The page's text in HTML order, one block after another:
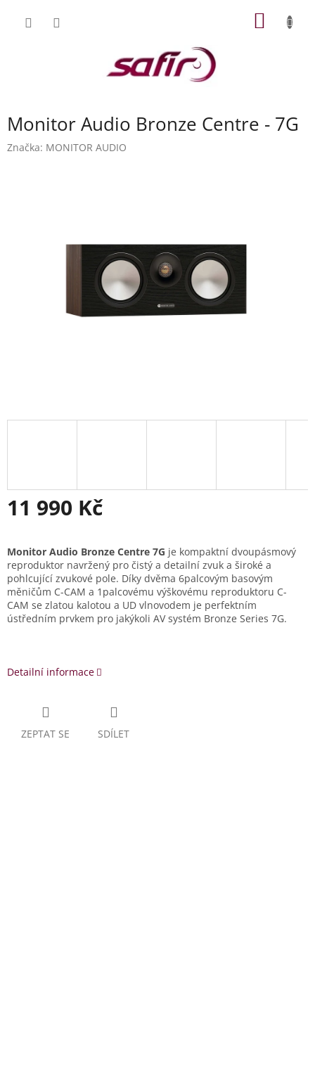
Monitor Audio Bronze Centre - 7G
Značka: MONITOR AUDIO
11 990 Kč
cena:
Monitor Audio Bronze Centre 7G je kompaktní dvoupásmový
reproduktor navržený pro čistý a detailní zvuk a široké a
pohlcující zvukové pole. Díky dvěma 6palcovým basovým
měničům C-CAM a 1palcovému výškovému reproduktoru C-
CAM se zlatou kalotou a UD vlnovodem je perfektním
ústředním prvkem pro jakýkoli AV systém Bronze Series 7G.
Detailní informace
ZEPTAT SE SDÍLET